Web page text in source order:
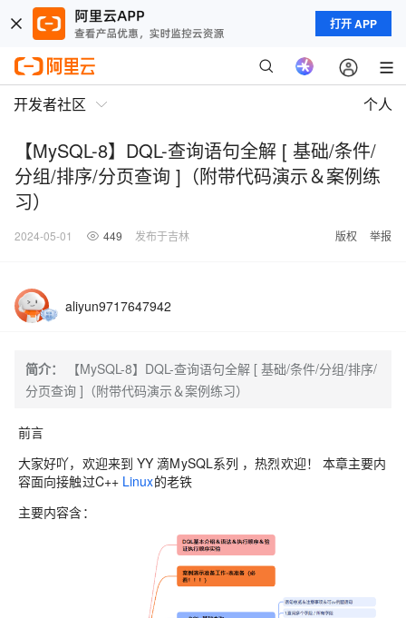
打开 APP
开发者社区 个人
【MySQL-8】DQL-查询语句全解 [ 基础/条件/
分组/排序/分页查询 ]（附带代码演示＆案例练
习）
2024-05-01 449 发布于吉林 版权 举报
aliyun9717647942
简介：
【MySQL-8】DQL-查询语句全解 [ 基础/条件/分组/排序/
分页查询 ]（附带代码演示＆案例练习）
前言
大家好吖，欢迎来到 YY 滴MySQL系列 ，热烈欢迎！ 本章主要内
容面向接触过C++ Linux的老铁
主要内容含：